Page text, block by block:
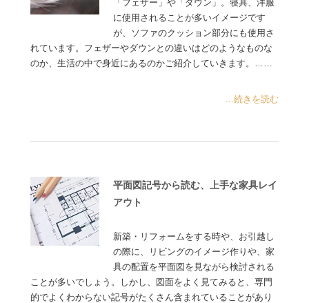
「フェザー」や「ダウン」。寝具、洋服
に使用されることが多いイメージです
が、ソファのクッション部分にも使用さ
れています。フェザーやダウンとの違いはどのようなものな
のか、生活の中で身近にあるのかご紹介していきます。……
...続きを読む
平面図記号から読む、上手な家具レイ
アウト
新築・リフォームをする時や、お引越し
の際に、リビングのイメージ作りや、家
具の配置を平面図を見ながら検討される
ことが多いでしょう。しかし、図面をよく見てみると、専門
的でよくわからない記号がたくさん含まれていることがあり